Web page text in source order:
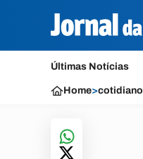
Últimas Notícias
Home>cotidiano